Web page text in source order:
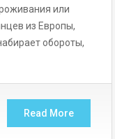
или
из Европы,
обороты,
Read More